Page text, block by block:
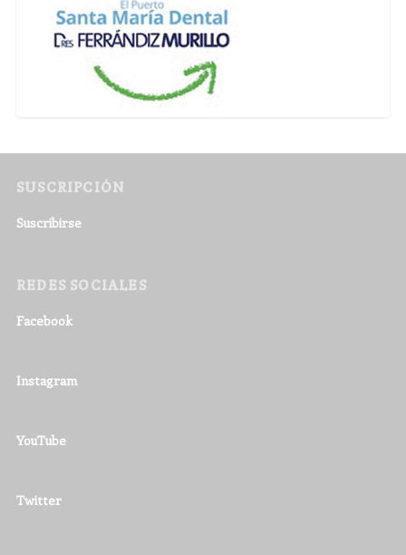
SUSCRIPCIÓN
Suscribirse
REDES SOCIALES
Facebook
Instagram
YouTube
Twitter